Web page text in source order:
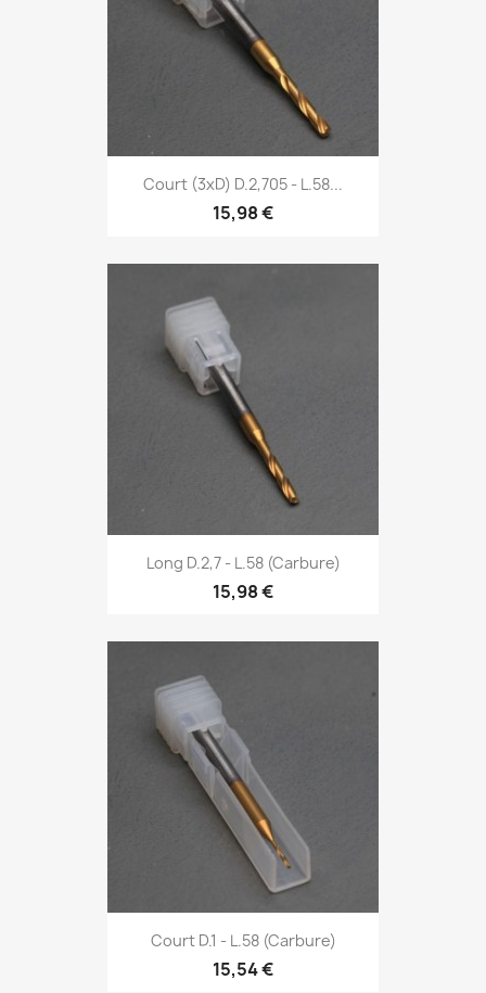
Court (3xD) D.2,705 - L.58...
15,98 €
Long D.2,7 - L.58 (Carbure)
15,98 €
Court D.1 - L.58 (Carbure)
15,54 €